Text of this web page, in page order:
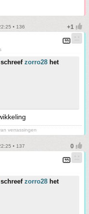
• 136
zorro28 het
verrassingen
• 137
schreef zorro28 het